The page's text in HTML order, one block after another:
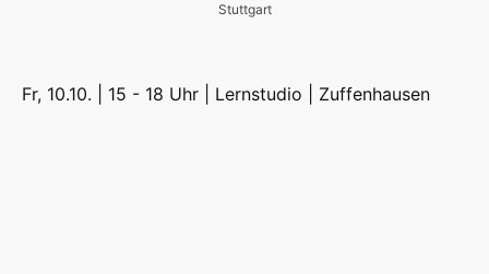
Stuttgart
Fr, 10.10. | 15 - 18 Uhr | Lernstudio | Zuffenhausen